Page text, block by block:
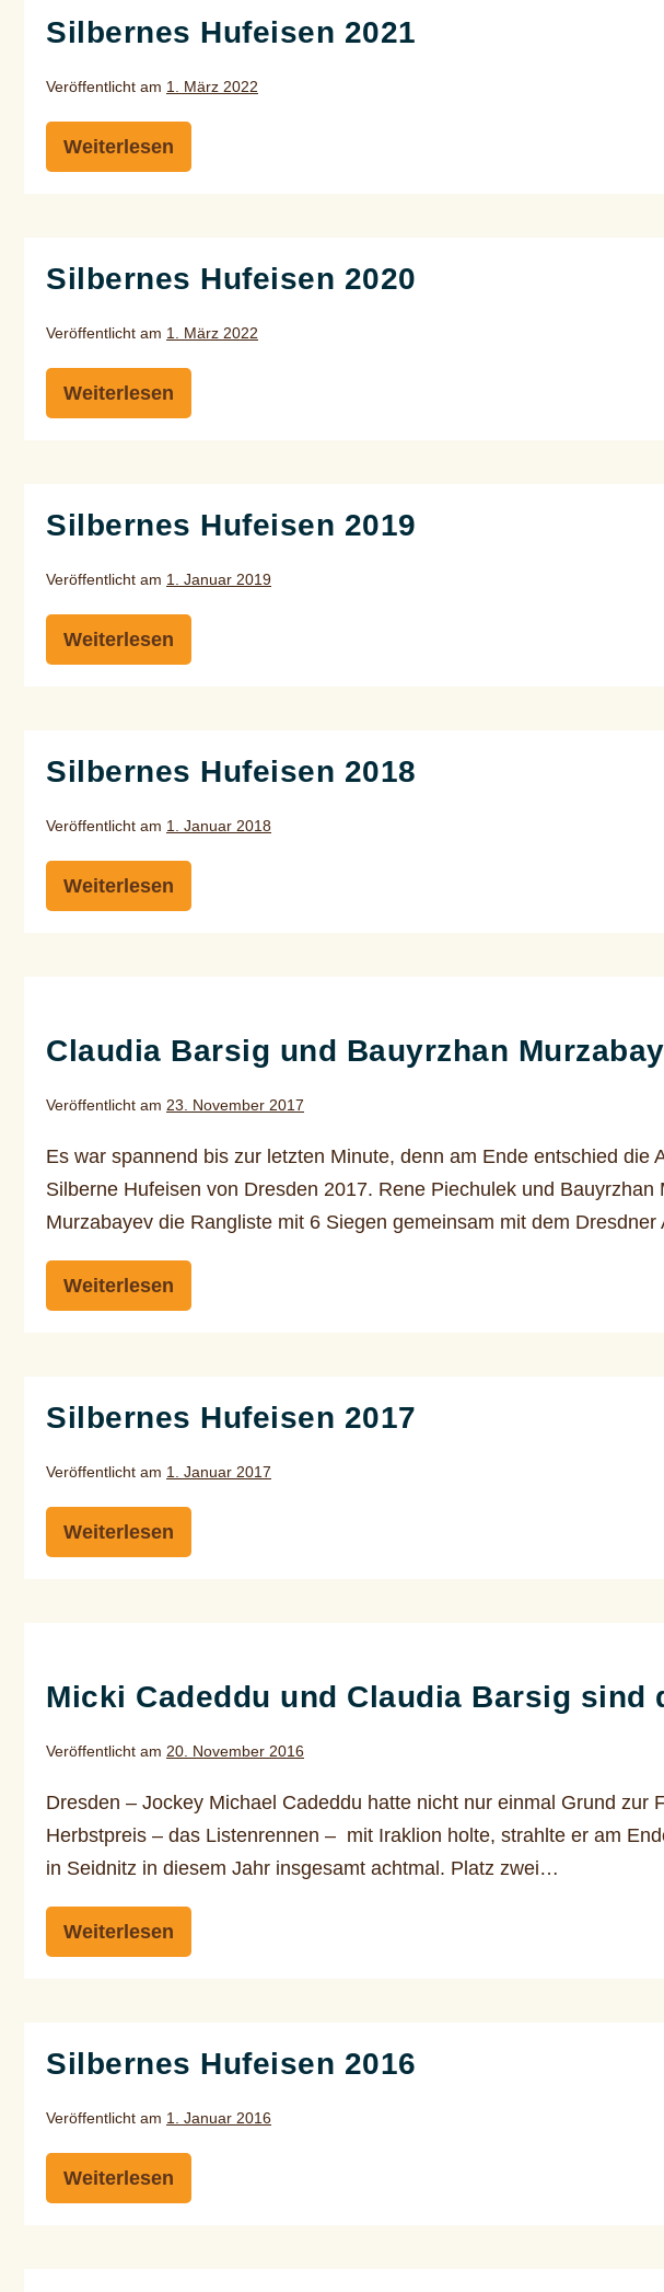
Silbernes Hufeisen 2021
Veröffentlicht am 1. März 2022
Weiterlesen
Silbernes
Hufeisen
Silbernes Hufeisen 2020
Veröffentlicht am 1. März 2022
Weiterlesen
Silbernes
Hufeisen
Silbernes Hufeisen 2019
Veröffentlicht am 1. Januar 2019
Weiterlesen
Silbernes
Hufeisen
Silbernes Hufeisen 2018
Veröffentlicht am 1. Januar 2018
Weiterlesen
Silbernes
Hufeisen
und
Sieger
des
Silbernen
Hufeisens
2017
Claudia Barsig und Bauyrzhan
Veröffentlicht am 23. November 2017
Es war spannend bis zur letzten Minute, denn am Ende entschied
Silberne Hufeisen von Dresden 2017. Rene Piechulek und
Murzabayev die Rangliste mit 6 Siegen gemeinsam mit dem
Weiterlesen
Claudia
Barsig
des
Silbernen
2017
Silbernes Hufeisen 2017
Veröffentlicht am 1. Januar 2017
Weiterlesen
Silbernes
Hufeisen
und
sind
die
Sieger
des
Silbernen
Micki Cadeddu und Claudia Barsig sind
Veröffentlicht am 20. November 2016
Dresden – Jockey Michael Cadeddu hatte nicht nur einmal Grund
Herbstpreis – das Listenrennen – mit Iraklion holte, strahlte er am
in Seidnitz in diesem Jahr insgesamt achtmal. Platz zwei…
Weiterlesen
Micki
Cadeddu
die
Sieger
Silbernen
Silbernes Hufeisen 2016
Veröffentlicht am 1. Januar 2016
Weiterlesen
Silbernes
Hufeisen